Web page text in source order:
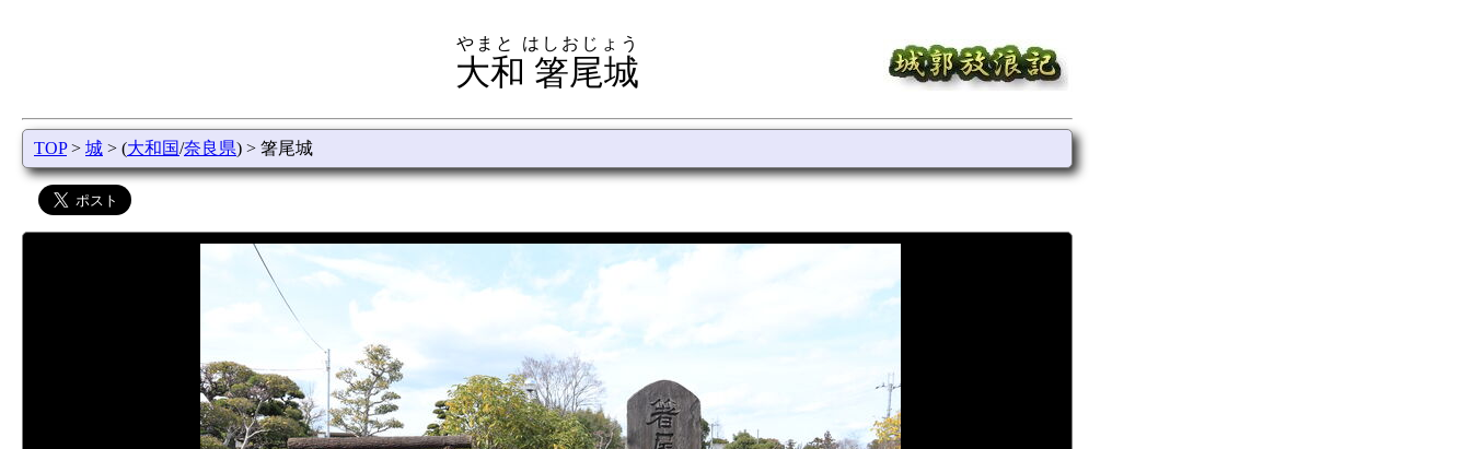
大和 箸尾城
やまと はしおじょう
TOP> 城 > (大和国/奈良県) > 箸尾城